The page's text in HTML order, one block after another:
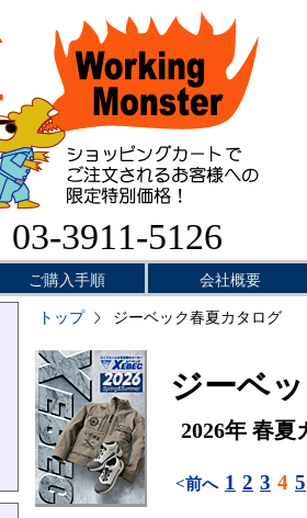
03-3911-5126
ご購入手順 会社概要
トップ ジーベック春夏カタログ
ジーベ
2026年 春夏
<前へ 1 2 3 4 5